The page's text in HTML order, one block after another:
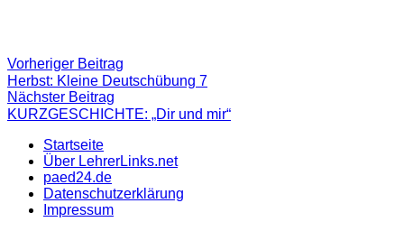
Beitragsnavigation
Vorheriger Beitrag
Beitrag:
Herbst: Kleine Deutschübung 7
Nächster Beitrag
Beitrag
KURZGESCHICHTE: „Dir und mir“
Startseite
Über LehrerLinks.net
paed24.de
Datenschutzerklärung
Impressum